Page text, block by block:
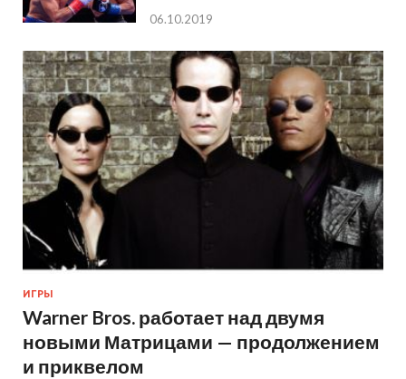
06.10.2019
ИГРЫ
Warner Bros. работает над двумя
новыми Матрицами — продолжением
и приквелом